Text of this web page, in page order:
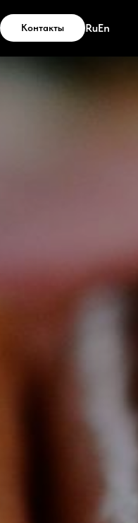
Контакты RuEn